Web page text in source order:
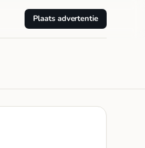
Plaats advertentie